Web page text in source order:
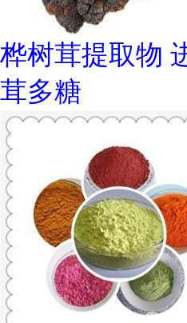
桦树茸提取物
茸多糖